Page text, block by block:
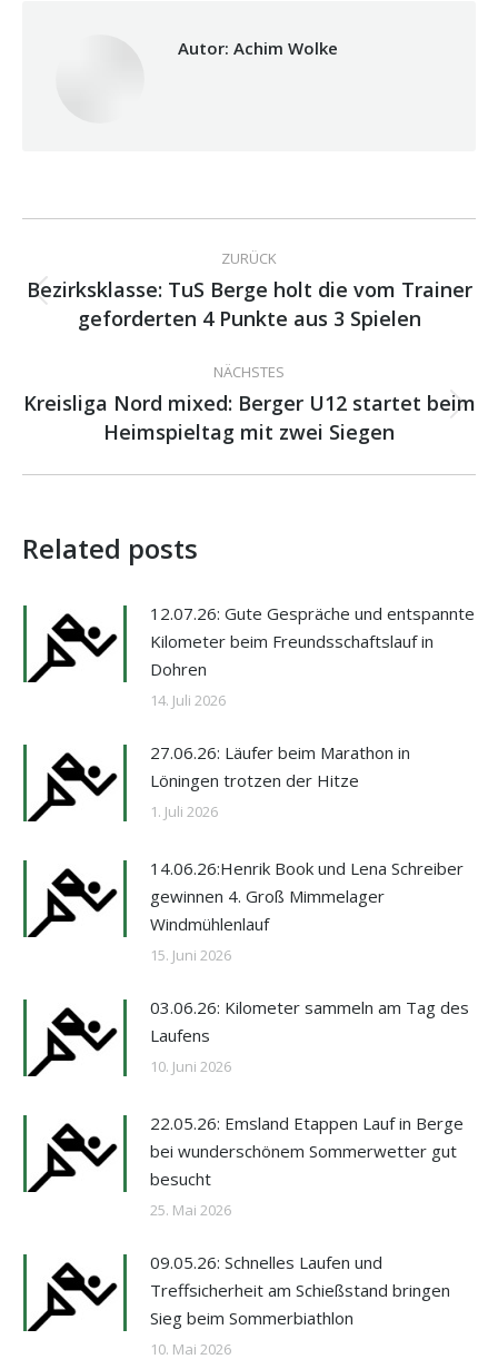
Autor: Achim Wolke
Kommentarnavigation
ZURÜCK
Vorheriger
Beitrag:
Bezirksklasse: TuS Berge holt die vom Trainer
geforderten 4 Punkte aus 3 Spielen
NÄCHSTES
Nächster
Beitrag:
Kreisliga Nord mixed: Berger U12 startet beim
Heimspieltag mit zwei Siegen
Related posts
12.07.26: Gute Gespräche und entspannte
Kilometer beim Freundsschaftslauf in
Dohren
14. Juli 2026
27.06.26: Läufer beim Marathon in
Löningen trotzen der Hitze
1. Juli 2026
14.06.26:Henrik Book und Lena Schreiber
gewinnen 4. Groß Mimmelager
Windmühlenlauf
15. Juni 2026
03.06.26: Kilometer sammeln am Tag des
Laufens
10. Juni 2026
22.05.26: Emsland Etappen Lauf in Berge
bei wunderschönem Sommerwetter gut
besucht
25. Mai 2026
09.05.26: Schnelles Laufen und
Treffsicherheit am Schießstand bringen
Sieg beim Sommerbiathlon
10. Mai 2026